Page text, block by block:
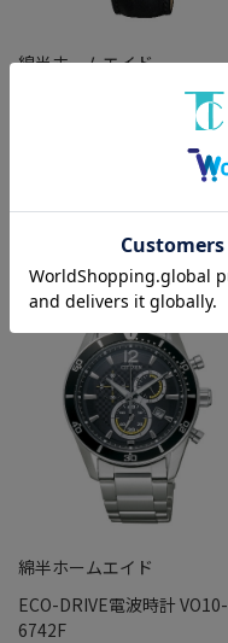
綿半ホームエイド
REGNO ソーラーウオッチ
綿半ホームエイド
ECO-DRIVE電波時計 VO10-
6742F